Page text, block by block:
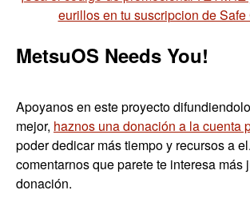
eurillos en tu suscripcion de Safe
MetsuOS Needs You!
Apoyanos en este proyecto
mejor, haznos una donación a la cuenta
poder dedicar más tiempo y recursos a
comentarnos que parete te interesa más
donación.